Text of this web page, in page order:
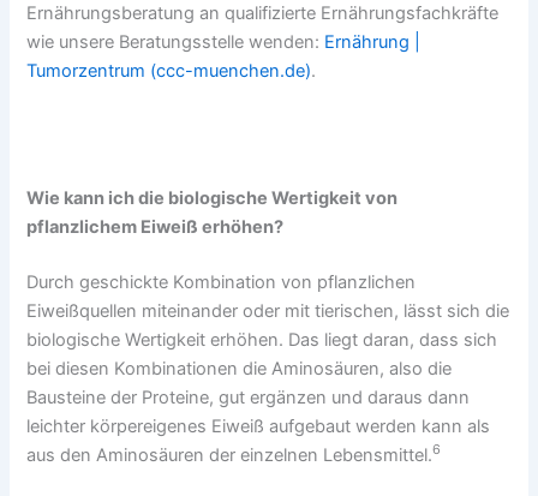
Ernährungsberatung an qualifizierte Ernährungsfachkräfte
wie unsere Beratungsstelle wenden: Ernährung |
Tumorzentrum (ccc-muenchen.de).
Wie kann ich die biologische Wertigkeit von
pflanzlichem Eiweiß erhöhen?
Durch geschickte Kombination von pflanzlichen
Eiweißquellen miteinander oder mit tierischen, lässt sich die
biologische Wertigkeit erhöhen. Das liegt daran, dass sich
bei diesen Kombinationen die Aminosäuren, also die
Bausteine der Proteine, gut ergänzen und daraus dann
leichter körpereigenes Eiweiß aufgebaut werden kann als
aus den Aminosäuren der einzelnen Lebensmittel.6